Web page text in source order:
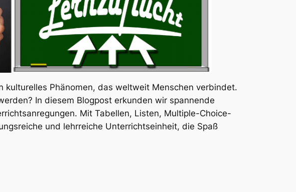
kulturelles Phänomen, das weltweit Menschen verbindet.
In diesem Blogpost erkunden wir spannende
Mit Tabellen, Listen, Multiple-Choice-
und lehrreiche Unterrichtseinheit, die Spaß